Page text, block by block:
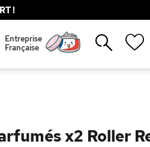
!
Entreprise
Française
x2 Roller